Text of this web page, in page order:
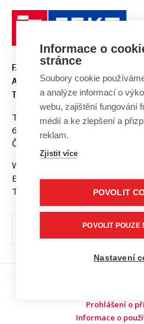
FAKULTA ELEKTROTECHNIKY
A KOMUNIKAČNÍCH
TECHNOLOGIÍ, VUT V BRNĚ
Technická 3058/10
616 00 Brno
Česká republika
Web:
E-mail:fekt-info@vut.cz
Tel: +420 541 141 111
Prohlášení o
Informace o
Informace o
stránce
Soubory cookie
a analýze informací o
webu, zajištění fungování
médií a ke zlepšení a
reklam.
Zjistit více
POVOLIT
POVOLIT POUZE
Nastavení